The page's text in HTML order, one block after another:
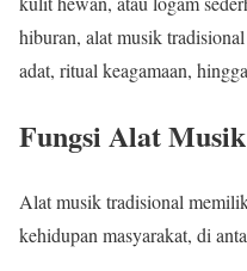
hiburan, alat musik
adat, ritual keagamaan,
Fungsi Alat
Alat musik tradisional
kehidupan masyarakat, di